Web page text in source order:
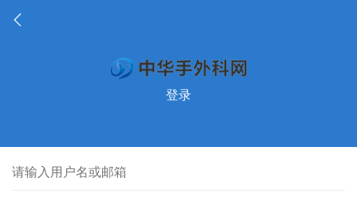
登录